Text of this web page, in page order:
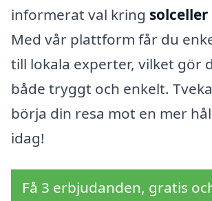
informerat val kring solceller
Med vår plattform får du
till lokala experter, vilket gör
både tryggt och enkelt.
börja din resa mot en mer
idag!
Få 3 erbjudanden, gratis